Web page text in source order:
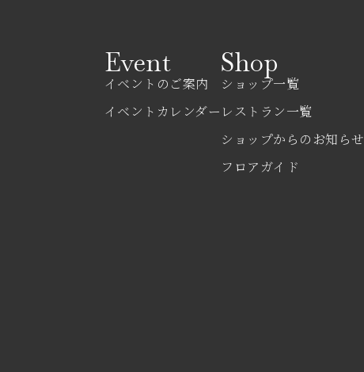
Event
イベントのご案内
イベントカレンダー
Shop
ショップ一覧
レストラン一覧
ショップからのお知らせ
フロアガイド